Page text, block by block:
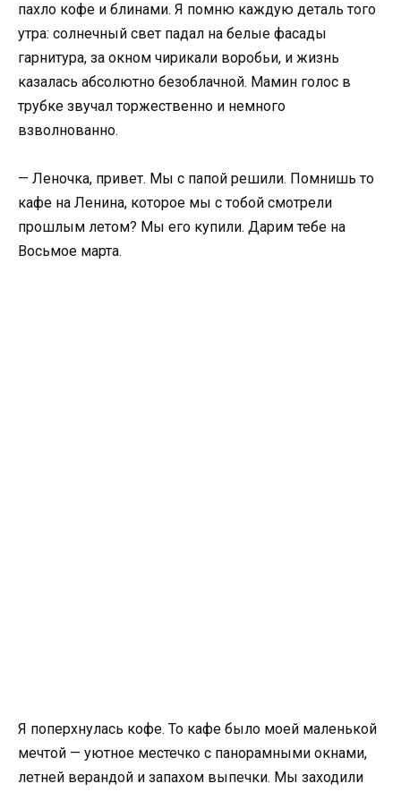
пахло кофе и блинами. Я помню каждую деталь того
утра: солнечный свет падал на белые фасады
гарнитура, за окном чирикали воробьи, и жизнь
казалась абсолютно безоблачной. Мамин голос в
трубке звучал торжественно и немного
взволнованно.
— Леночка, привет. Мы с папой решили. Помнишь то
кафе на Ленина, которое мы с тобой смотрели
прошлым летом? Мы его купили. Дарим тебе на
Восьмое марта.
Я поперхнулась кофе. То кафе было моей маленькой
мечтой — уютное местечко с панорамными окнами,
летней верандой и запахом выпечки. Мы заходили